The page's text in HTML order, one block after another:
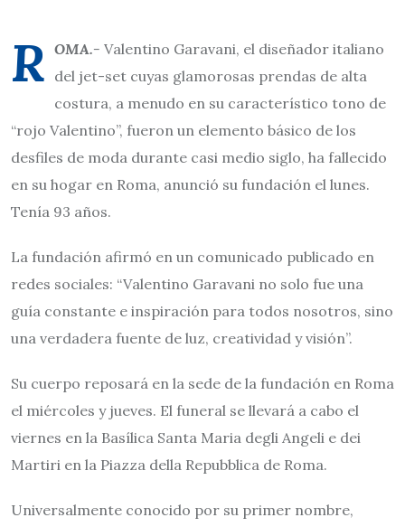
R OMA.- Valentino Garavani, el diseñador italiano
del jet-set cuyas glamorosas prendas de alta
costura, a menudo en su característico tono de
“rojo Valentino”, fueron un elemento básico de los
desfiles de moda durante casi medio siglo, ha fallecido
en su hogar en Roma, anunció su fundación el lunes.
Tenía 93 años.
La fundación afirmó en un comunicado publicado en
redes sociales: “Valentino Garavani no solo fue una
guía constante e inspiración para todos nosotros, sino
una verdadera fuente de luz, creatividad y visión”.
Su cuerpo reposará en la sede de la fundación en Roma
el miércoles y jueves. El funeral se llevará a cabo el
viernes en la Basílica Santa Maria degli Angeli e dei
Martiri en la Piazza della Repubblica de Roma.
Universalmente conocido por su primer nombre,